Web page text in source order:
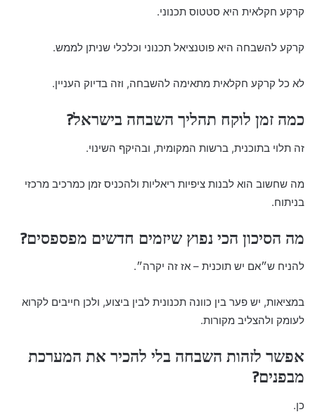
קרקע חקלאית היא סטטוס תכנוני.
קרקע להשבחה היא פוטנציאל תכנוני וכלכלי שניתן לממש.
לא כל קרקע חקלאית מתאימה להשבחה, וזה בדיוק העניין.
כמה זמן לוקח תהליך השבחה בישראל?
זה תלוי בתוכנית, ברשות המקומית, ובהיקף השינוי.
מה שחשוב הוא לבנות ציפיות ריאליות ולהכניס זמן כמרכיב מרכזי
בניתוח.
מה הסיכון הכי נפוץ שיזמים חדשים מפספסים?
להניח ש״אם יש תוכנית – אז זה יקרה״.
במציאות, יש פער בין כוונה תכנונית לבין ביצוע, ולכן חייבים לקרוא
לעומק ולהצליב מקורות.
אפשר לזהות השבחה בלי להכיר את המערכת
מבפנים?
כן.